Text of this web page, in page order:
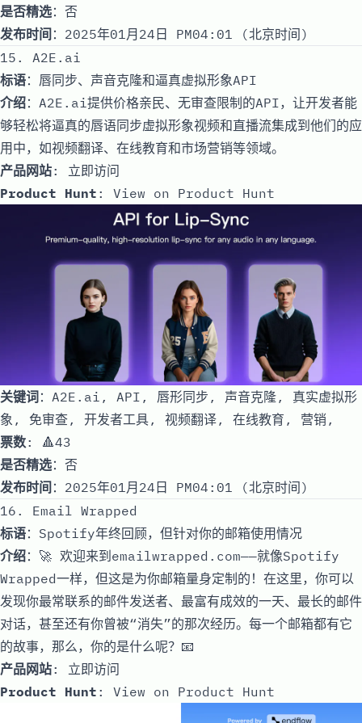
是否精选：否
发布时间 ：2025年01月24日 PM04:01 (北京时间)
15. A2E.ai
标语：唇同步、声音克隆和逼真虚拟形象API
介绍：A2E.ai提供价格亲民、无审查限制的API，让开发者能
够轻松将逼真的唇语同步虚拟形象视频和直播流集成到他们的应
用中，如视频翻译、在线教育和市场营销等领域。
产品网站: 立即访问
Product Hunt : View on Product Hunt
关键词：A2E.ai, API, 唇形同步, 声音克隆, 真实虚拟形
象, 免审查, 开发者工具, 视频翻译, 在线教育, 营销,
票数: 🔺43
是否精选：否
发布时间 ：2025年01月24日 PM04:01 (北京时间)
16. Email Wrapped
标语：Spotify年终回顾，但针对你的邮箱使用情况
介绍：🚀 欢迎来到emailwrapped.com——就像Spotify
Wrapped一样，但这是为你邮箱量身定制的！在这里，你可以
发现你最常联系的邮件发送者、最富有成效的一天、最长的邮件
对话，甚至还有你曾被“消失”的那次经历。每一个邮箱都有它
的故事，那么，你的是什么呢？📧
产品网站: 立即访问
Product Hunt : View on Product Hunt